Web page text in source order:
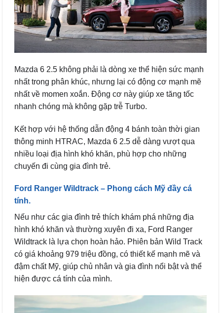
Mazda 6 2.5 không phải là dòng xe thể hiện sức mạnh
nhất trong phân khúc, nhưng lại có động cơ mạnh mẽ
nhất về momen xoắn. Động cơ này giúp xe tăng tốc
nhanh chóng mà không gặp trễ Turbo.
Kết hợp với hệ thống dẫn động 4 bánh toàn thời gian
thông minh HTRAC, Mazda 6 2.5 dễ dàng vượt qua
nhiều loại địa hình khó khăn, phù hợp cho những
chuyến đi cùng gia đình trẻ.
Ford Ranger Wildtrack – Phong cách Mỹ đầy cá
tính.
Nếu như các gia đình trẻ thích khám phá những địa
hình khó khăn và thường xuyên đi xa, Ford Ranger
Wildtrack là lựa chọn hoàn hảo. Phiên bản Wild Track
có giá khoảng 979 triệu đồng, có thiết kế mạnh mẽ và
đậm chất Mỹ, giúp chủ nhân và gia đình nổi bật và thể
hiện được cá tính của mình.